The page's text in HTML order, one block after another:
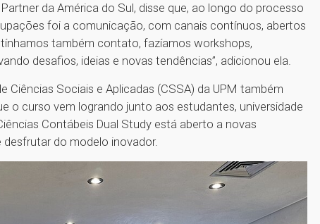
da América do Sul, disse que, ao longo do processo
foi a comunicação, com canais contínuos, abertos
também contato, fazíamos workshops,
desafios, ideias e novas tendências”, adicionou ela.
Ciências Sociais e Aplicadas (CSSA) da UPM também
o curso vem logrando junto aos estudantes, universidade
Contábeis Dual Study está aberto a novas
desfrutar do modelo inovador.